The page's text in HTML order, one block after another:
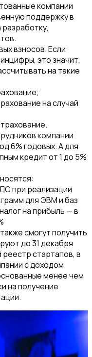
компании
поддержку в
взносов. Если
это значит,
на такие
на случай
компании
6% годовых. А для
кредит от 1 до 5%
при реализации
для ЭВМ и баз
на прибыль — в
смогут получить
до 31 декабря
стартапов, в
с доходом
менее чем
на получение